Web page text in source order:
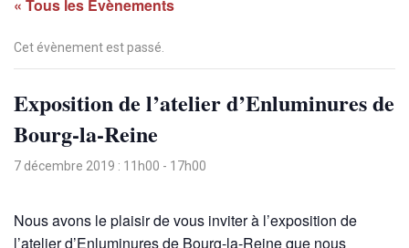
« Tous les Évènements
Cet évènement est passé.
Exposition de l’atelier d’Enluminures de
Bourg-la-Reine
7 décembre 2019 : 11h00 - 17h00
Nous avons le plaisir de vous inviter à l’exposition de
l’atelier d’Enluminures de Bourg-la-Reine que nous